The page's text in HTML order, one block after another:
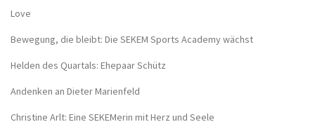
Love
Bewegung, die bleibt: Die SEKEM Sports Academy wächst
Helden des Quartals: Ehepaar Schütz
Andenken an Dieter Marienfeld
Christine Arlt: Eine SEKEMerin mit Herz und Seele